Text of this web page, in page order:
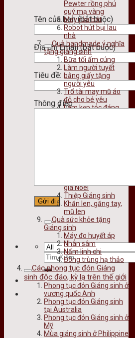
Tên của bạn (bắt buộc)
Địa chỉ Email (bắt buộc)
Tiêu đề:
Thông điệp
Pewter rồng phú
quý mạ vàng
Máy rửa bát
Robot hút bụi lau
nhà
Quà handmade ý nghĩa
tặng giáng sinh
Bữa tối ấm cúng
Làm người tuyết
bằng giấy tặng
người yêu
Trổ tài may mũ áo
đỏ cho bé yêu
Làm kẹp tóc đáng
già Noel
Thiệp Giáng sinh
Khăn len, găng tay,
mũ len
Quà sức khỏe tặng
Giáng sinh
Máy đo huyết áp
Nhân sâm
Nấm linh chi
Đông trùng hạ thảo
Các phong tục đón Giáng
sinh độc đáo, kỳ lạ trên thế giới
Phong tục đón Giáng sinh ở
vương quốc Anh
Phong tục đón Giáng sinh
tại Australia
Phong tục đón Giáng sinh ở
Mỹ
Mùa giáng sinh ở Philippine